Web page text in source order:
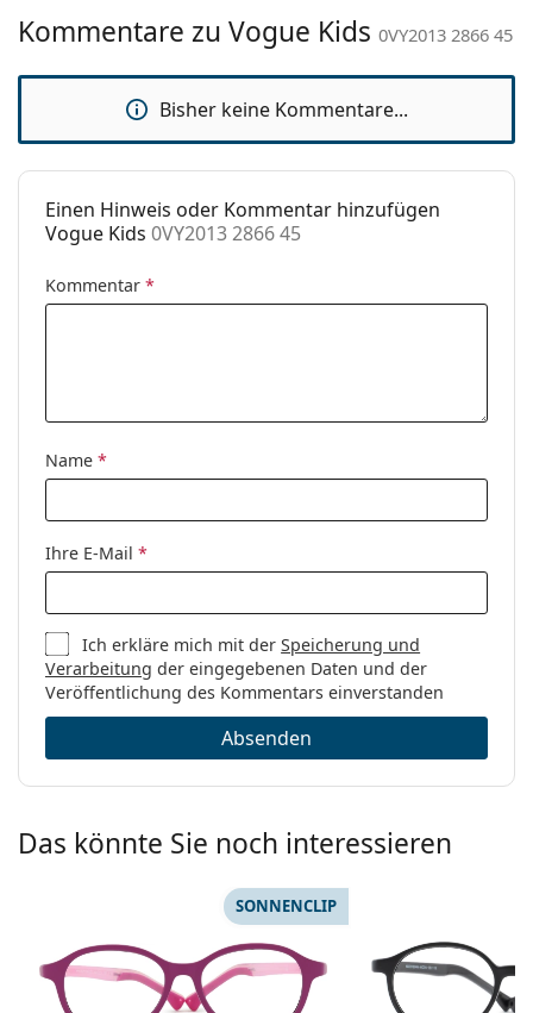
benötigen.
Es ist ein Medizinprodukt. Lesen Sie vor dem Gebrauch
die Anleitung.
Bügellänge:
125 mm
80 g
Verstellbare
Nasenpads:
Nein
Federscharnier:
Nein
Sonnenclip:
Accessories
Kategorie:
Brillen
Marke:
Vogue
Code:
0VY2013 2866 45
Kommentare zu Vogue Kids 0VY2013 2866 45
Bisher keine Kommentare...
Einen Hinweis oder Kommentar hinzufügen
Vogue Kids 0VY2013 2866 45
Kommentar *
Name *
Ihre E-Mail *
Ich erkläre mich mit derSpeicherung und
Verarbeitung der eingegebenen Daten und der
Veröffentlichung des Kommentars einverstanden
Absenden
Das könnte Sie noch interessieren
SONNENCLIP